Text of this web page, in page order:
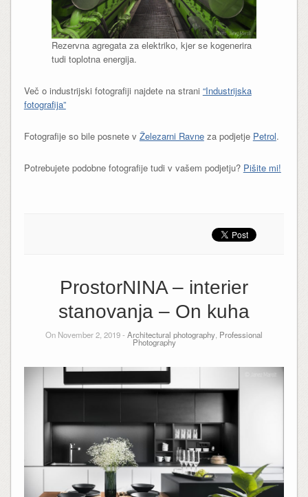
Rezervna agregata za elektriko, kjer se kogenerira
tudi toplotna energija.
Več o industrijski fotografiji najdete na strani “Industrijska
fotografija”
Fotografije so bile posnete v Železarni Ravneza podjetje Petrol.
Potrebujete podobne fotografije tudi v vašem podjetju? Pišite mi!
ProstorNINA – interier
stanovanja – On kuha
On November 2, 2019 - Architectural photography Professional
Photography